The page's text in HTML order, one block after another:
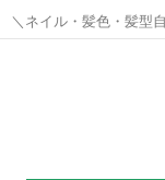
＼ネイル・髪色・髪型
クセサリー禁止なお店